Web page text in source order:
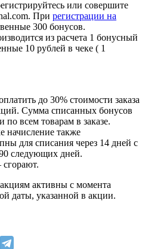
или совершите
При регистрации на
300 бонусов.
из расчета 1 бонусный
10 рублей в чеке ( 1
до 30% стоимости заказа
Сумма списанных бонусов
по всем товарам в заказе.
начисление также
для списания через 14 дней с
следующих дней.
активны с момента
даты, указанной в акции.